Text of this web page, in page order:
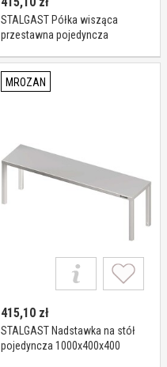
STALGAST Półka wisząca
przestawna pojedyncza
MROZAN
415,10 zł
STALGAST Nadstawka na stół
pojedyncza 1000x400x400